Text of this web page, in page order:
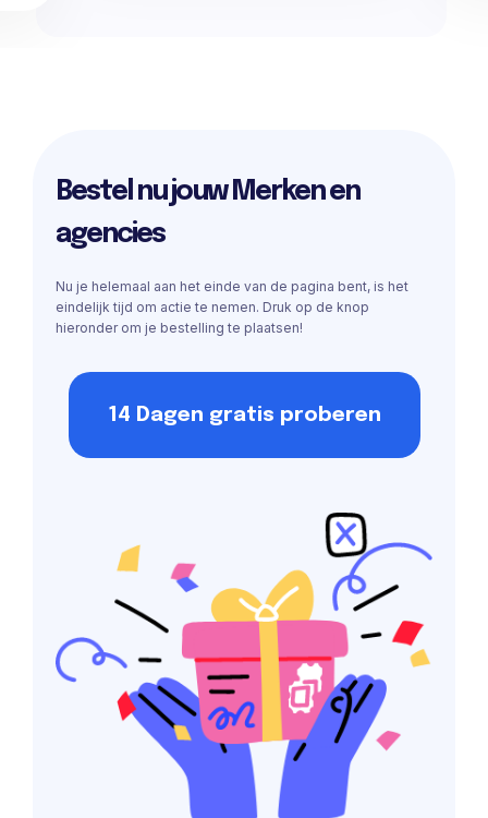
Bestel nu jouw Merken en
agencies
Nu je helemaal aan het einde van de pagina bent, is het
eindelijk tijd om actie te nemen. Druk op de knop
hieronder om je bestelling te plaatsen!
14 Dagen gratis proberen